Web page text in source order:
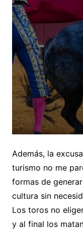
Además, la
turismo no me
formas de
cultura sin
Los toros no
y al final los